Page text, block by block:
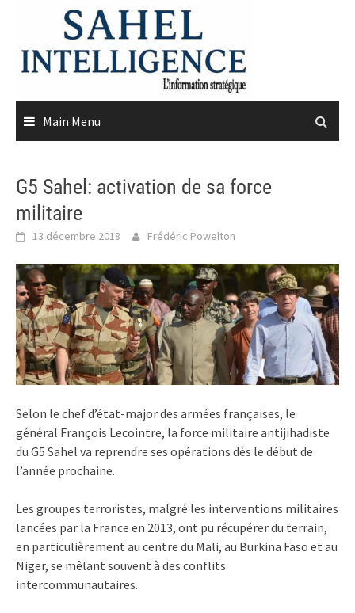
content
Main Menu
G5 Sahel: activation de sa force
militaire
13 décembre 2018 Frédéric Powelton
Selon le chef d’état-major des armées françaises, le
général François Lecointre, la force militaire antijihadiste
du G5 Sahel va reprendre ses opérations dès le début de
l’année prochaine.
Les groupes terroristes, malgré les interventions militaires
lancées par la France en 2013, ont pu récupérer du terrain,
en particulièrement au centre du Mali, au Burkina Faso et au
Niger, se mêlant souvent à des conflits
intercommunautaires.